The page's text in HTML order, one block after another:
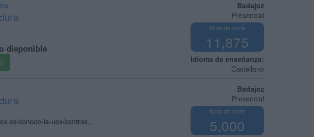
Badajoz
Presencial
Nota de corte
11,875
Idioma de enseñanza:
Castellano
disponible
Badajoz
Presencial
Nota de corte
5,000
conoce-la-uex/centros...